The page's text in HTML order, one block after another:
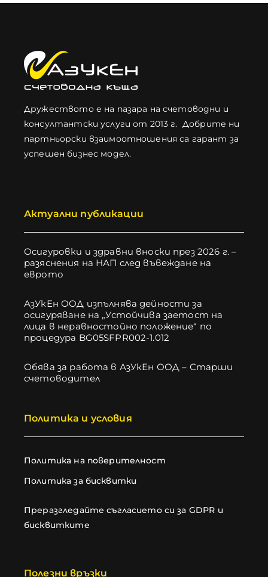
Дружеството е на пазара на счетоводни и
консултантски услуги от 2013 г. Добрите ни
партньорски взаимоотношения са гарант за
успешен бизнес модел.
Актуални публикации
Осигуровки и здравни вноски през 2026 г. –
разяснения на НАП след въвеждане на
еврото
АзУкЕн ООД изпълнява дейности за
осигуряване на „Устойчива заетост на
лица в неравностойно положение“ по
процедура BG05SFPR002-1.012
Обява за работа в АзУкЕн ООД – Старши
счетоводител
Политика и условия
Политика на поверителност
Политика за бисквитки
Преразгледайте съгласието си за GDPR и
бисквитките
Полезни връзки